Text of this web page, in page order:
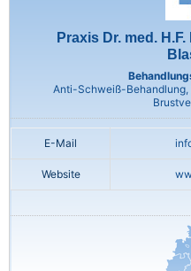
Praxis Dr. med.
Anti-Schweiß-Behandlung,
E-Mail
Website